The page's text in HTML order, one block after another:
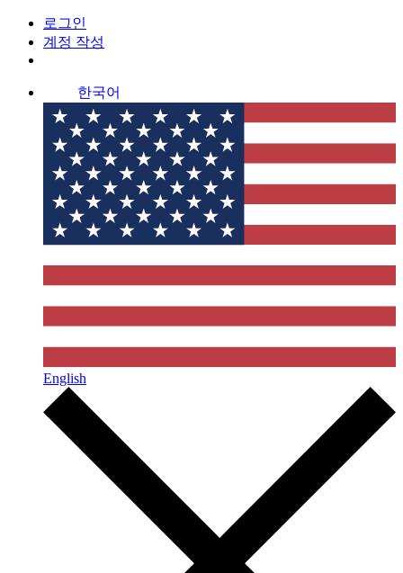
로그인
계정 작성
한국어
English